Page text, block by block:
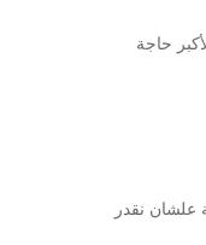
حاجة
علشان نقدر